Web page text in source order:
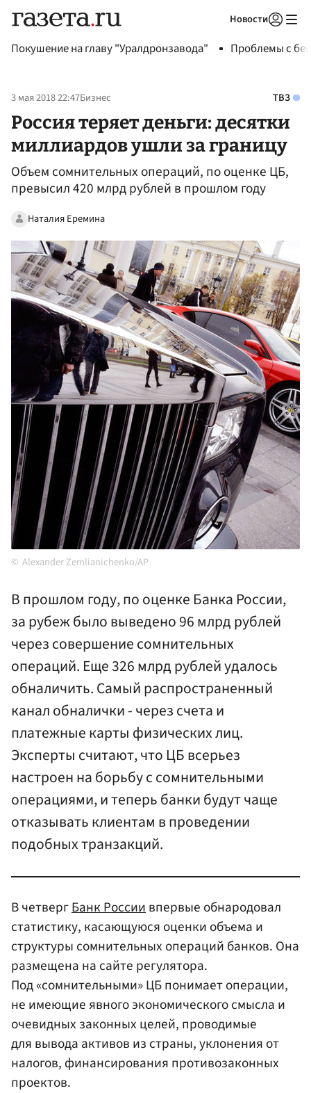
Новости
Покушение на главу "Уралдронзавода" Проблемы с
3 мая 2018 22:47Бизнес ТВЗ
Россия теряет деньги: десятки
миллиардов ушли за границу
Объем сомнительных операций, по оценке ЦБ,
превысил 420 млрд рублей в прошлом году
Наталия Еремина
Alexander Zemlianichenko/AP
В прошлом году, по оценке Банка России,
за рубеж было выведено 96 млрд рублей
через совершение сомнительных
операций. Еще 326 млрд рублей удалось
обналичить. Самый распространенный
канал обналички - через счета и
платежные карты физических лиц.
Эксперты считают, что ЦБ всерьез
настроен на борьбу с сомнительными
операциями, и теперь банки будут чаще
отказывать клиентам в проведении
подобных транзакций.
В четвергБанк Россиивпервые обнародовал
статистику, касающуюся оценки объема и
структуры сомнительных операций банков. Она
размещена на сайте регулятора.
Под «сомнительными» ЦБ понимает операции,
не имеющие явного экономического смысла и
очевидных законных целей, проводимые
для вывода активов из страны, уклонения от
налогов, финансирования противозаконных
проектов.